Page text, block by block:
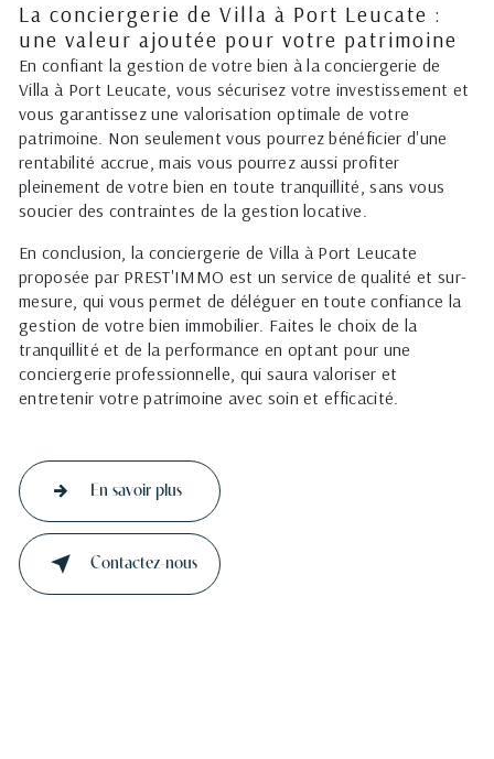
La conciergerie de Villa à Port Leucate :
une valeur ajoutée pour votre patrimoine
En confiant la gestion de votre bien à la conciergerie de
Villa à Port Leucate, vous sécurisez votre investissement et
vous garantissez une valorisation optimale de votre
patrimoine. Non seulement vous pourrez bénéficier d'une
rentabilité accrue, mais vous pourrez aussi profiter
pleinement de votre bien en toute tranquillité, sans vous
soucier des contraintes de la gestion locative.
En conclusion, la conciergerie de Villa à Port Leucate
proposée par PREST'IMMO est un service de qualité et sur-
mesure, qui vous permet de déléguer en toute confiance la
gestion de votre bien immobilier. Faites le choix de la
tranquillité et de la performance en optant pour une
conciergerie professionnelle, qui saura valoriser et
entretenir votre patrimoine avec soin et efficacité.
En savoir plus
Contactez-nous